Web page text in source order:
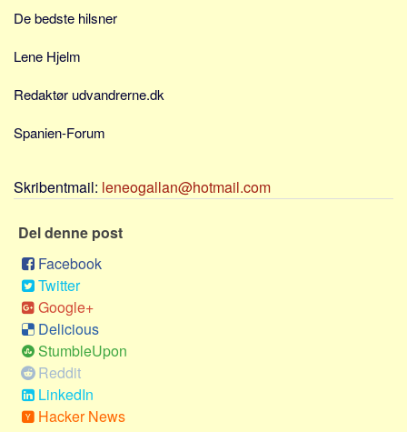
Grækenland
Alle
Nøgleord
Bolig
Virksomhed
Pension og opsparing
Forbrug
Social sikring og sundhed
Transport
Alle
Aspekter
Køb og salg
De bedste hilsner
Lene Hjelm
Redaktør udvandrerne.dk
Spanien-Forum
Skribentmail: leneogallan@hotmail.com
Del denne post
Facebook
Twitter
Google+
Delicious
StumbleUpon
Reddit
LinkedIn
Hacker News